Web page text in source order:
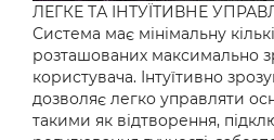
ЛЕГКЕ ТА ІНТУЇТИВНЕ
Система має мінімальну
розташованих максимально
користувача. Інтуїтивно
дозволяє легко управляти
такими як відтворення,